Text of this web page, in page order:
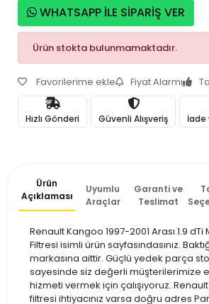
WHATSAPP İLE SİPARİŞ VER
Ürün stokta bulunmamaktadır.
Favorilerime ekle Fiyat Alarmı
Hızlı Gönderi Güvenli Alışveriş İade
Ürün
Açıklaması
Uyumlu
Araçlar
Garanti ve
Teslimat
Renault Kangoo 1997-2001 Arası 1.9 dTi
Filtresi isimli ürün sayfasındasınız.
markasına aittir. Güçlü yedek parça
sayesinde siz değerli müşterilerimize
hizmeti vermek için çalışıyoruz. Renault
filtresi ihtiyacınız varsa doğru adres